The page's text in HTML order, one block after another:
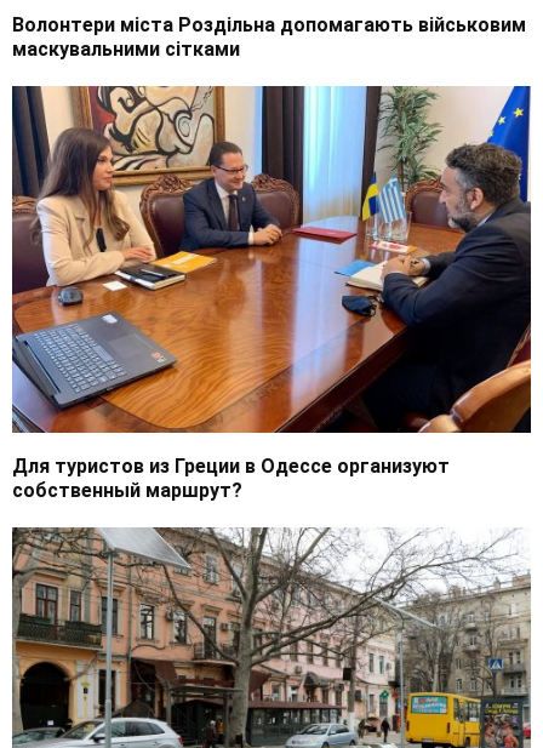
Волонтери міста Роздільна допомагають військовим
маскувальними сітками
Для туристов из Греции в Одессе организуют
собственный маршрут?